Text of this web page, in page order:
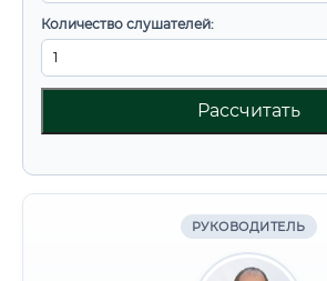
Количество слушателей:
Рассчитать
РУКОВОДИТЕЛЬ